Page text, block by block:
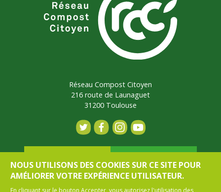
Réseau Compost Citoyen
216 route de Launaguet
31200 Toulouse
Contact Adhérer
NOUS UTILISONS DES COOKIES SUR CE SITE POUR
AMÉLIORER VOTRE EXPÉRIENCE UTILISATEUR.
En cliquant sur le bouton Accepter, vous autorisez l'utilisation des